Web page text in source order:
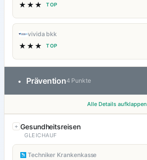
★★★ TOP
vivida bkk
★★★ TOP
• Prävention4 Punkte
Alle Details aufklappen
Gesundheitsreisen
GLEICHAUF
Techniker Krankenkasse